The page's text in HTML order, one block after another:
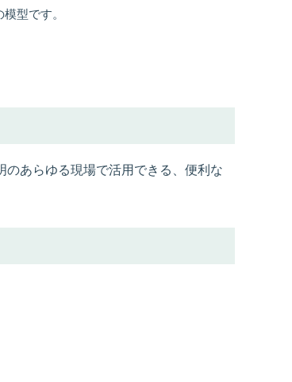
型です。
あらゆる現場で活用できる、便利な